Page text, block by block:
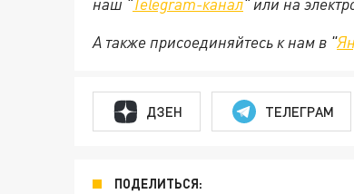
А также присоединяйтесь к нам в "
ДЗЕН ТЕЛЕГРАМ
ПОДЕЛИТЬСЯ: